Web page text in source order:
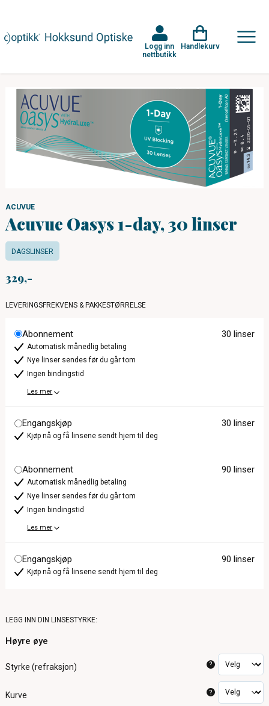
Logg inn
nettbutikk
Handlekurv
ACUVUE
Acuvue Oasys 1-day, 30 linser
DAGSLINSER
329
LEVERINGSFREKVENS & PAKKESTØRRELSE
Abonnement 30 linser
Automatisk månedlig betaling
Nye linser sendes før du går tom
Ingen bindingstid
Les mer
Engangskjøp 30 linser
Kjøp nå og få linsene sendt hjem til deg
Abonnement 90 linser
Automatisk månedlig betaling
Nye linser sendes før du går tom
Ingen bindingstid
Les mer
Engangskjøp 90 linser
Kjøp nå og få linsene sendt hjem til deg
LEGG INN DIN LINSESTYRKE:
Høyre øye
Styrke (refraksjon) ?
Kurve ?